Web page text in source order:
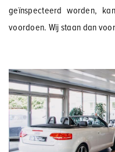
geïnspecteerd worden,
voordoen. Wij staan dan